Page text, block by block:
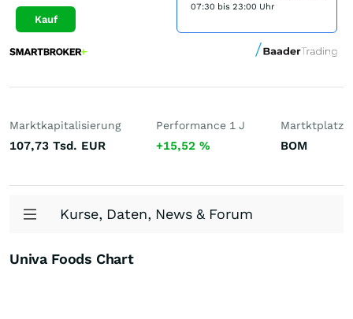
Kauf
07:30 bis 23:00 Uhr
Marktkapitalisierung
107,73 Tsd. EUR
Performance 1 J
+15,52 %
Martktplatz
BOM
Kurse, Daten, News & Forum
Univa Foods Chart